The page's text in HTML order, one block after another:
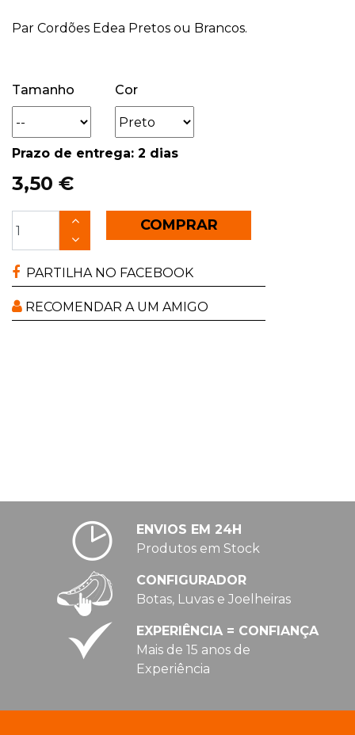
Par Cordões Edea Pretos ou Brancos.
Tamanho Cor
Prazo de entrega: 2 dias
3,50 €
COMPRAR
PARTILHA NO FACEBOOK
RECOMENDAR A UM AMIGO
ENVIOS EM 24H
Produtos em Stock
CONFIGURADOR
Botas, Luvas e Joelheiras
EXPERIÊNCIA = CONFIANÇA
Mais de 15 anos de
Experiência